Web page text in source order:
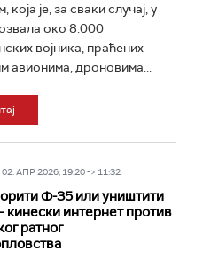
која је, за сваки случај, у
око 8.000
војника, праћених
авионима, дроновима...
АПР 2026, 19:20 -> 11:32
Ф-35 или уништити
кинески интернет против
ратног